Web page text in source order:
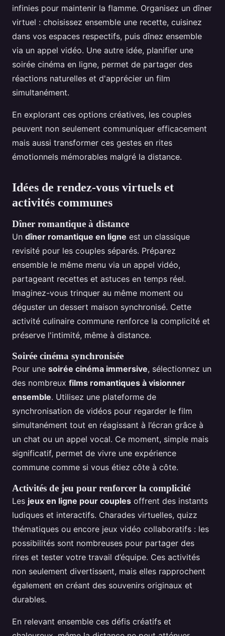
infinies pour maintenir la flamme. Organisez un dîner
virtuel : choisissez ensemble une recette, cuisinez
dans vos espaces respectifs, puis dînez ensemble
via un appel vidéo. Une autre idée, planifier une
soirée cinéma en ligne, permet de partager des
réactions naturelles et d'apprécier un film
simultanément.
En explorant ces options créatives, les couples
peuvent non seulement communiquer efficacement
mais aussi transformer ces gestes en rites
émotionnels mémorables malgré la distance.
Idées de rendez-vous virtuels et
activités communes
Dîner romantique à distance
Un dîner romantique en ligne est un classique
revisité pour les couples séparés. Préparez
ensemble le même menu via un appel vidéo,
partageant recettes et astuces en temps réel.
Imaginez-vous trinquer au même moment ou
déguster un dessert maison synchronisé. Cette
activité culinaire commune renforce la complicité et
préserve l'intimité, même à distance.
Soirée cinéma synchronisée
Pour une soirée cinéma immersive, sélectionnez un
des nombreux films romantiques à visionner
ensemble. Utilisez une plateforme de
synchronisation de vidéos pour regarder le film
simultanément tout en réagissant à l’écran grâce à
un chat ou un appel vocal. Ce moment, simple mais
significatif, permet de vivre une expérience
commune comme si vous étiez côte à côte.
Activités de jeu pour renforcer la complicité
Les jeux en ligne pour couples offrent des instants
ludiques et interactifs. Charades virtuelles, quizz
thématiques ou encore jeux vidéo collaboratifs : les
possibilités sont nombreuses pour partager des
rires et tester votre travail d’équipe. Ces activités
non seulement divertissent, mais elles rapprochent
également en créant des souvenirs originaux et
durables.
En relevant ensemble ces défis créatifs et